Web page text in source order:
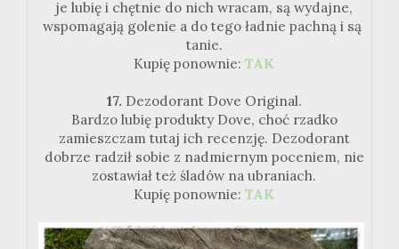
je lubię i chętnie do nich wracam, są wydajne,
wspomagają golenie a do tego ładnie pachną i są
tanie.
Kupię ponownie: TAK
17. Dezodorant Dove Original.
Bardzo lubię produkty Dove, choć rzadko
zamieszczam tutaj ich recenzję. Dezodorant
dobrze radził sobie z nadmiernym poceniem, nie
zostawiał też śladów na ubraniach.
Kupię ponownie: TAK